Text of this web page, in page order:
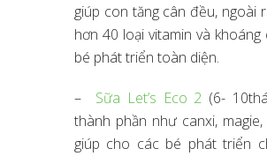
giúp con tăng cân đều, ngoài
hơn 40 loại vitamin và khoáng
bé phát triển toàn diện.
– Sữa Let’s Eco 2 (6-
thành phần như canxi,
giúp cho các bé phát triển